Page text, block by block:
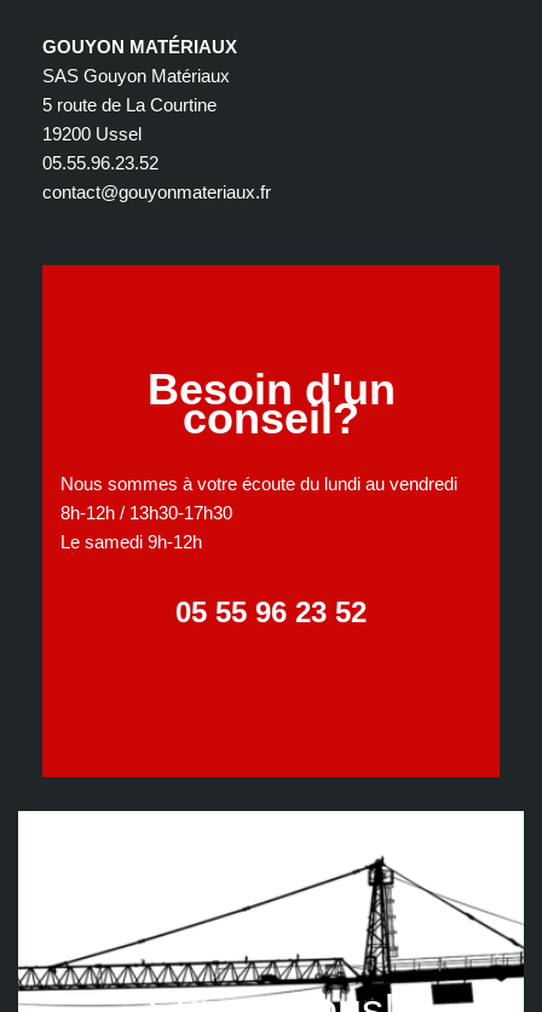
GOUYON MATÉRIAUX
SAS Gouyon Matériaux
5 route de La Courtine
19200 Ussel
05.55.96.23.52
contact@gouyonmateriaux.fr
Besoin d'un
conseil?
Nous sommes à votre écoute du lundi au vendredi
8h-12h / 13h30-17h30
Le samedi 9h-12h
05 55 96 23 52